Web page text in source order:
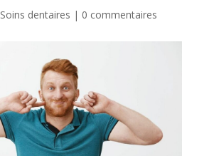
Soins dentaires | 0 commentaires